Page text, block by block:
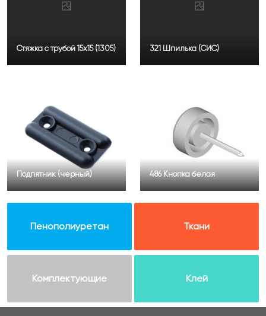
Стяжка с трубой 15х15 (1305)
Подпятник (черный)
321 Шпилька (СИС)
486 Кнопка белая
Пенополиуретан Ткани
Комплектующие Клей